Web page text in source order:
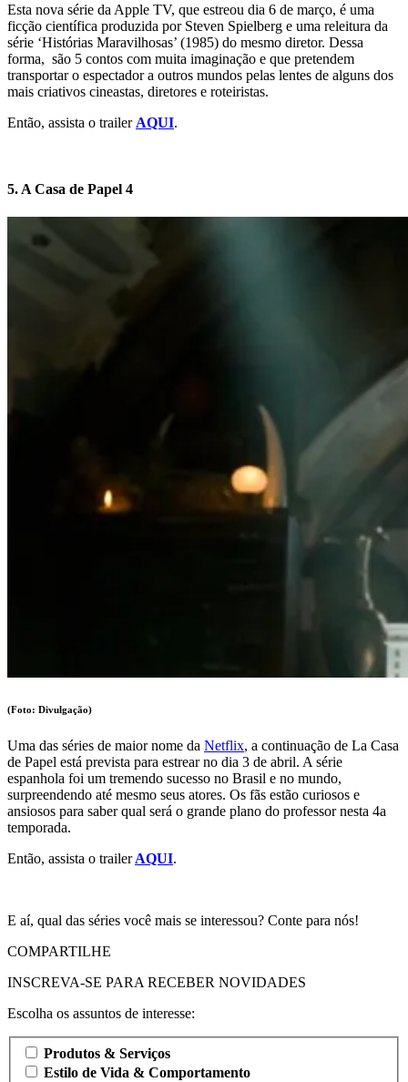
Esta nova série da Apple TV, que estreou dia 6 de março, é uma
ficção científica produzida por Steven Spielberg e uma releitura da
série ‘Histórias Maravilhosas’ (1985) do mesmo diretor. Dessa
forma, são 5 contos com muita imaginação e que pretendem
transportar o espectador a outros mundos pelas lentes de alguns dos
mais criativos cineastas, diretores e roteiristas.
Então, assista o trailer AQUI.
5. A Casa de Papel 4
(Foto: Divulgação)
Uma das séries de maior nome da Netflix, a continuação de La Casa
de Papel está prevista para estrear no dia 3 de abril. A série
espanhola foi um tremendo sucesso no Brasil e no mundo,
surpreendendo até mesmo seus atores. Os fãs estão curiosos e
ansiosos para saber qual será o grande plano do professor nesta 4a
temporada.
Então, assista o trailer AQUI.
E aí, qual das séries você mais se interessou? Conte para nós!
COMPARTILHE
INSCREVA-SE PARA RECEBER NOVIDADES
Escolha os assuntos de interesse:
Produtos & Serviços
Estilo de Vida & Comportamento